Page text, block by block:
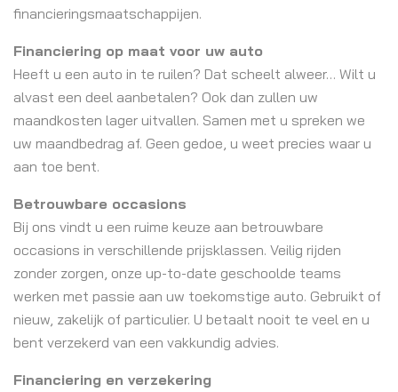
financieringsmaatschappijen.
Financiering op maat voor uw auto
Heeft u een auto in te ruilen? Dat scheelt alweer… Wilt u
alvast een deel aanbetalen? Ook dan zullen uw
maandkosten lager uitvallen. Samen met u spreken we
uw maandbedrag af. Geen gedoe, u weet precies waar u
aan toe bent.
Betrouwbare occasions
Bij ons vindt u een ruime keuze aan betrouwbare
occasions in verschillende prijsklassen. Veilig rijden
zonder zorgen, onze up-to-date geschoolde teams
werken met passie aan uw toekomstige auto. Gebruikt of
nieuw, zakelijk of particulier. U betaalt nooit te veel en u
bent verzekerd van een vakkundig advies.
Financiering en verzekering